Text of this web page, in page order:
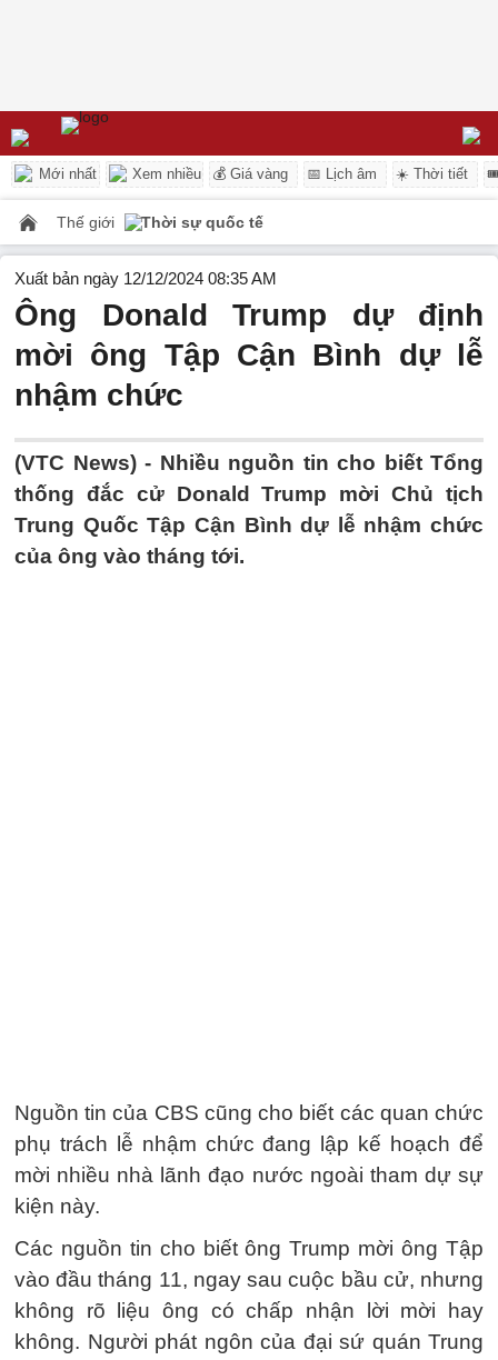
Mới nhất Xem nhiều 💰 Giá vàng 📅 Lịch âm ☀️ Thời tiết
Thế giới Thời sự quốc tế
Xuất bản ngày 12/12/2024 08:35 AM
Ông Donald Trump dự định
mời ông Tập Cận Bình dự lễ
nhậm chức
(VTC News) - Nhiều nguồn tin cho biết Tổng
thống đắc cử Donald Trump mời Chủ tịch
Trung Quốc Tập Cận Bình dự lễ nhậm chức
của ông vào tháng tới.
Nguồn tin của CBS cũng cho biết các quan chức
phụ trách lễ nhậm chức đang lập kế hoạch để
mời nhiều nhà lãnh đạo nước ngoài tham dự sự
kiện này.
Các nguồn tin cho biết ông Trump mời ông Tập
vào đầu tháng 11, ngay sau cuộc bầu cử, nhưng
không rõ liệu ông có chấp nhận lời mời hay
không. Người phát ngôn của đại sứ quán Trung